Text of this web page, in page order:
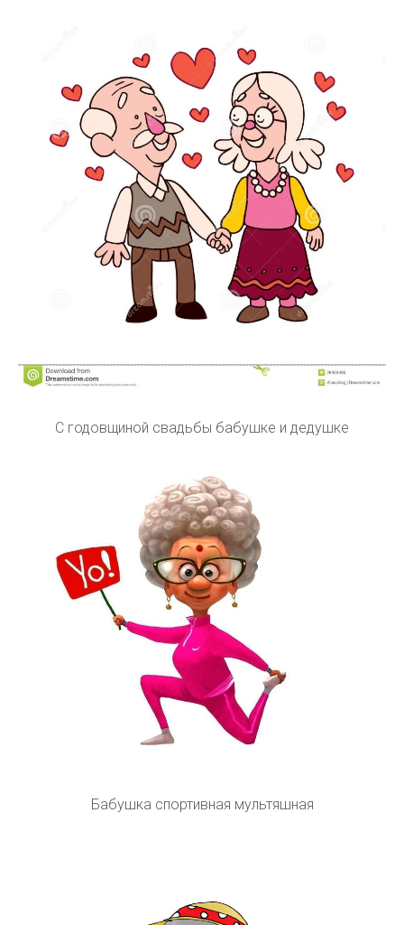
С годовщиной свадьбы бабушке и дедушке
Бабушка спортивная мультяшная